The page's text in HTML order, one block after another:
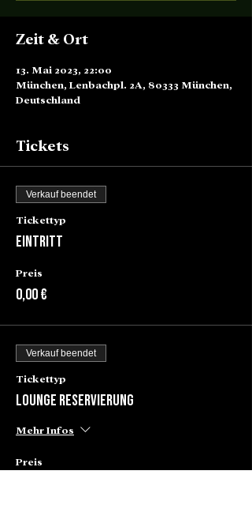
Zeit & Ort
13. Mai 2023, 22:00
München, Lenbachpl. 2A, 80333 München,
Deutschland
Tickets
Verkauf beendet
Tickettyp
Eintritt
Preis
0,00 €
Verkauf beendet
Tickettyp
Lounge Reservierung
Mehr Infos
Preis